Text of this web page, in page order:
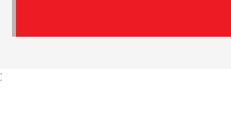
: